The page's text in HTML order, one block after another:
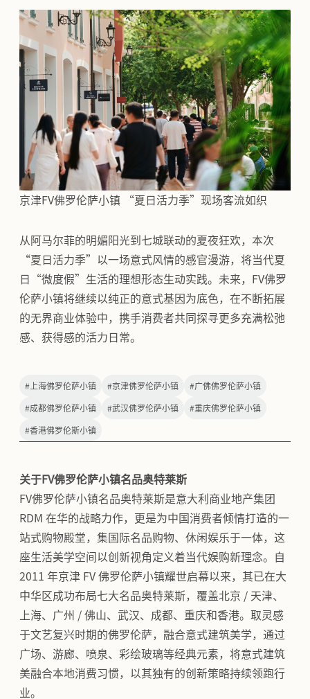
京津FV佛罗伦萨小镇 “夏日活力季”现场客流如织
从阿马尔菲的明媚阳光到七城联动的夏夜狂欢，本次
“夏日活力季”以一场意式风情的感官漫游，将当代夏
日“微度假”生活的理想形态生动实践。未来，FV佛罗
伦萨小镇将继续以纯正的意式基因为底色，在不断拓展
的无界商业体验中，携手消费者共同探寻更多充满松弛
感、获得感的活力日常。
# 上海佛罗伦萨小镇 #京津佛罗伦萨小镇 #广佛佛罗伦萨小镇
#成都佛罗伦萨小镇 #武汉佛罗伦萨小镇 #重庆佛罗伦萨小镇
#香港佛罗伦斯小镇
关于FV佛罗伦萨小镇名品奥特莱斯
FV佛罗伦萨小镇名品奥特莱斯是意大利商业地产集团
RDM 在华的战略力作，更是为中国消费者倾情打造的一
站式购物殿堂，集国际名品购物、休闲娱乐于一体，这
座生活美学空间以创新视角定义着当代娱购新理念。自
2011 年京津 FV 佛罗伦萨小镇耀世启幕以来，其已在大
中华区成功布局七大名品奥特莱斯，覆盖北京 / 天津、
上海、广州 / 佛山、武汉、成都、重庆和香港。取灵感
于文艺复兴时期的佛罗伦萨，融合意式建筑美学，通过
广场、游廊、喷泉、彩绘玻璃等经典元素，将意式建筑
美融合本地消费习惯，以其独有的创新策略持续领跑行
业。